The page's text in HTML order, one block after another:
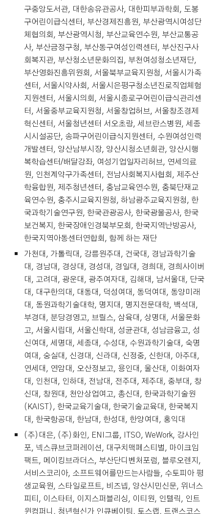
구중앙도서관, 대한송유관공사, 대한피부과학회, 도봉
구어린이급식센터, 부산경제진흥원, 부산광역시여성단
체협의회, 부산광역시청, 부산교육연수원, 부산교통공
사, 부산금정구청, 부산동구여성인력센터, 부산진구사
회복지관, 부산청소년문화의집, 부천여성청소년재단,
부산영화진흥위원회, 서울북부교육지원청, 서울시가족
센터, 서울시약사회, 서울시은평구청소년진로직업체험
지원센터, 서울시의회, 서울시종로구어린이급식관리센
터, 서울중부교육지원청, 서울창업허브, 서울창조경제
혁신센터, 서울청년센터 서오초랑, 세브란스병원, 세종
시시설공단, 송파구어린이급식지원센터, 수원여성인력
개발센터, 양산남부시장, 양산시청소년회관, 양산시행
복학습센터/배달강좌, 여성기업일자리허브, 연세의료
원, 인천계약구가족센터, 전남사회복지사협회, 제주산
학융합원, 제주청년센터, 충남교육연수원, 충북단재교
육연수원, 충주시교육지원청, 하남광주교육지원청, 한
국과학기술연구원, 한국관광공사, 한국광물공사, 한국
보건복지, 한국장애인경북부모회, 한국지역난방공사,
한국지역아동센터연합회, 함께 하는 재단
가천대, 가톨릭대, 강릉원주대, 건국대, 경남과학기술
대, 경남대, 경상대, 경성대, 경일대, 경희대, 경희사이버
대, 고려대, 광운대, 광주여자대, 김해대, 남서울대, 단국
대, 대구한의대, 대동대, 덕성여대, 동덕여대, 동양미래
대, 동원과학기술대학, 명지대, 명지전문대학, 백석대,
부경대, 분당경영고, 브릴스, 삼육대, 상명대, 서울문화
고, 서울시립대, 서울신학대, 성균관대, 성남금융고, 성
신여대, 세명대, 세종대, 수성대, 수원과학기술대, 숙명
여대, 숭실대, 신경대, 신라대, 신정중, 신한대, 아주대,
연세대, 연암대, 오산정보고, 용인대, 울산대, 이화여자
대, 인천대, 인하대, 전남대, 전주대, 제주대, 중부대, 창
신대, 창원대, 천안상업여고, 총신대, 한국과학기술원
(KAIST), 한국교육기술대, 한국기술교육대, 한국복지
대, 한국항공대, 한남대, 한성대, 한양여대, 홍익대
(주)대은, (주)화인, ENI그룹, ITSO, WeWork, 강사인
포, 넥스큐브코퍼레이션, 대구치맥페스티벌, 마이크임
팩트, 메이킹브라더스, 부산단디벤처포럼, 블루오렌지,
서비스코리아, 소프트웨어를만드는사람들, 수토피아 평
생교육원, 스타일로프트, 비즈넵, 양산시민신문, 위너스
피티, 이스타터, 이지스퍼블리싱, 이티원, 인텔릭, 인트
윈컴퍼니, 청년혁신가 인큐베이팅, 토스랩, 트랜스코스